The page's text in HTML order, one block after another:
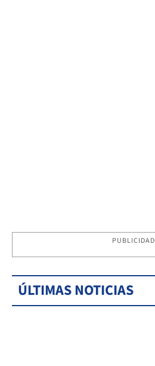
PUBLICIDAD
ÚLTIMAS NOTICIAS